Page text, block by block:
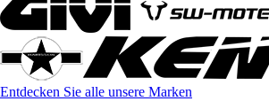
Entdecken Sie alle unsere Marken